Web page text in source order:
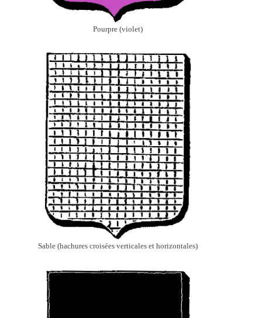
Pourpre (violet)
Sable (hachures croisées verticales et horizontales)